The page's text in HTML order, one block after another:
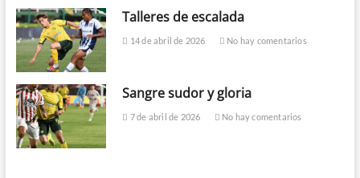
Talleres de escalada
14 de abril de 2026 No hay comentarios
Sangre sudor y gloria
7 de abril de 2026 No hay comentarios